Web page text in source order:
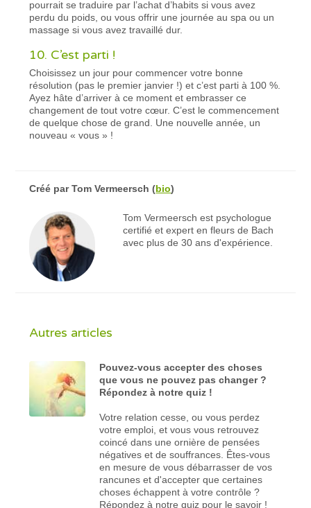
pourrait se traduire par l’achat d’habits si vous avez
perdu du poids, ou vous offrir une journée au spa ou un
massage si vous avez travaillé dur.
10. C’est parti !
Choisissez un jour pour commencer votre bonne
résolution (pas le premier janvier !) et c’est parti à 100 %.
Ayez hâte d’arriver à ce moment et embrasser ce
changement de tout votre cœur. C’est le commencement
de quelque chose de grand. Une nouvelle année, un
nouveau « vous » !
Créé parTom Vermeersch (bio)
Tom Vermeersch est psychologue
certifié et expert en fleurs de Bach
avec plus de 30 ans d'expérience.
Autres articles
Pouvez-vous accepter des choses
que vous ne pouvez pas changer ?
Répondez à notre quiz !
Votre relation cesse, ou vous perdez
votre emploi, et vous vous retrouvez
coincé dans une ornière de pensées
négatives et de souffrances. Êtes-vous
en mesure de vous débarrasser de vos
rancunes et d'accepter que certaines
choses échappent à votre contrôle ?
Répondez à notre quiz pour le savoir !